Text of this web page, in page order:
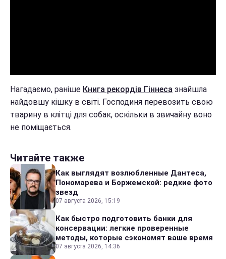
Нагадаємо, раніше Книга рекордів Гіннеса знайшла
найдовшу кішку в світі. Господиня перевозить свою
тварину в клітці для собак, оскільки в звичайну воно
не поміщається.
Читайте также
Как выглядят возлюбленные Дантеса,
Пономарева и Боржемской: редкие фото
звезд
07 августа 2026, 15:19
Как быстро подготовить банки для
консервации: легкие проверенные
методы, которые сэкономят ваше время
07 августа 2026, 14:36